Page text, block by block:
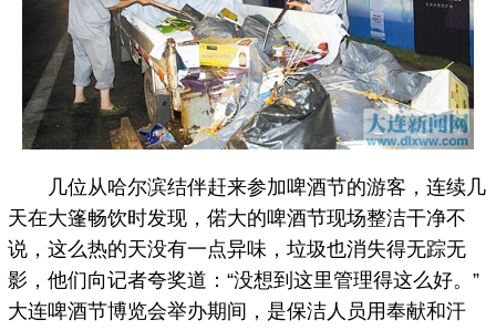
几位从哈尔滨结伴赶来参加啤酒节的游客，连续几
天在大篷畅饮时发现，偌大的啤酒节现场整洁干净不
说，这么热的天没有一点异味，垃圾也消失得无踪无
影，他们向记者夸奖道：“没想到这里管理得这么好。”
大连啤酒节博览会举办期间，是保洁人员用奉献和汗